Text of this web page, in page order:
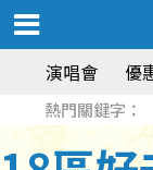
演唱會 優
熱門關鍵字：